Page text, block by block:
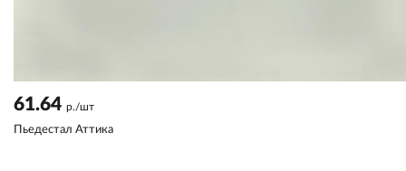
61.64 р./шт
Пьедестал Аттика